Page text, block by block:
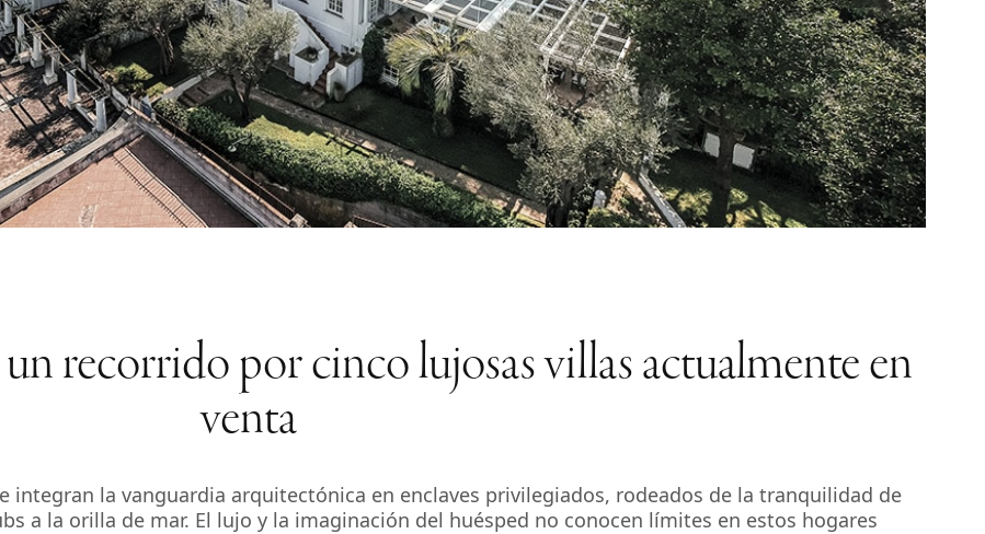
recorrido por cinco lujosas villas actualmente en
venta
integran la vanguardia arquitectónica en enclaves privilegiados, rodeados de la tranquilidad de
a la orilla de mar. El lujo y la imaginación del huésped no conocen límites en estos hogares